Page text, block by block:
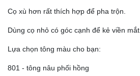
Cọ xù hơn rất thích hợp để pha trộn.
Dùng cọ nhỏ có góc cạnh để kẻ viền mắt.
Lựa chọn tông màu cho bạn:
801 - tông nâu phối hồng